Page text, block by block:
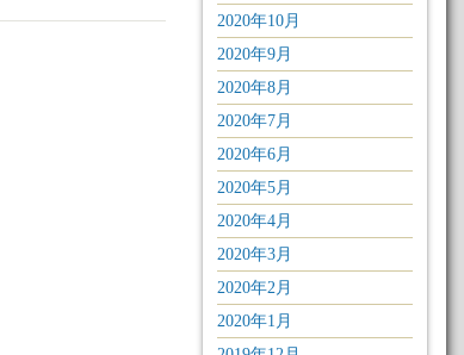
2020年10月
2020年9月
2020年8月
2020年7月
2020年6月
2020年5月
2020年4月
2020年3月
2020年2月
2020年1月